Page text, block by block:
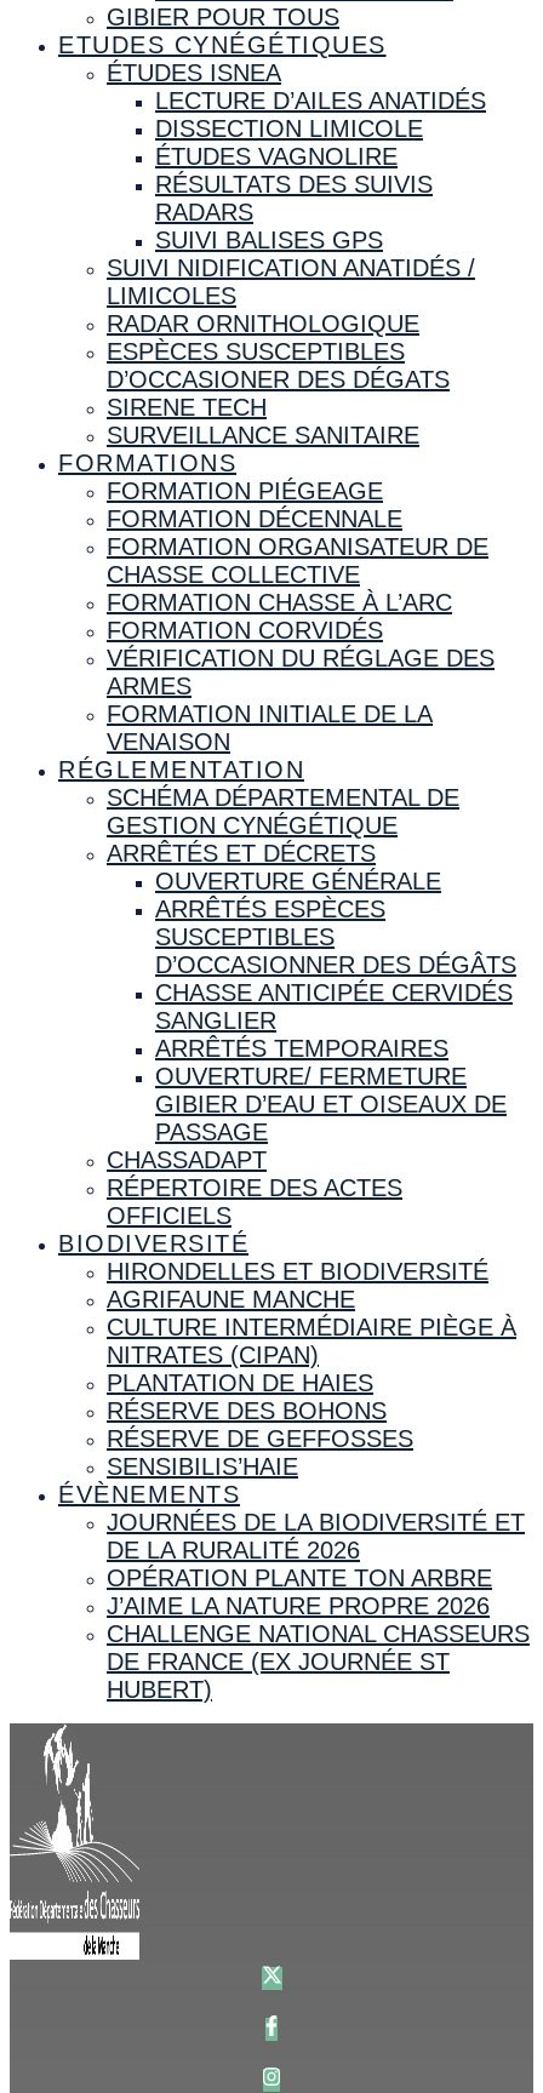
GIBIER POUR TOUS
ETUDES CYNÉGÉTIQUES
ÉTUDES ISNEA
LECTURE D’AILES ANATIDÉS
DISSECTION LIMICOLE
ÉTUDES VAGNOLIRE
RÉSULTATS DES SUIVIS
RADARS
SUIVI BALISES GPS
SUIVI NIDIFICATION ANATIDÉS /
LIMICOLES
RADAR ORNITHOLOGIQUE
ESPÈCES SUSCEPTIBLES
D’OCCASIONER DES DÉGATS
SIRENE TECH
SURVEILLANCE SANITAIRE
FORMATIONS
FORMATION PIÉGEAGE
FORMATION DÉCENNALE
FORMATION ORGANISATEUR DE
CHASSE COLLECTIVE
FORMATION CHASSE À L’ARC
FORMATION CORVIDÉS
VÉRIFICATION DU RÉGLAGE DES
ARMES
FORMATION INITIALE DE LA
VENAISON
RÉGLEMENTATION
SCHÉMA DÉPARTEMENTAL DE
GESTION CYNÉGÉTIQUE
ARRÊTÉS ET DÉCRETS
OUVERTURE GÉNÉRALE
ARRÊTÉS ESPÈCES
SUSCEPTIBLES
D’OCCASIONNER DES DÉGÂTS
CHASSE ANTICIPÉE CERVIDÉS
SANGLIER
ARRÊTÉS TEMPORAIRES
OUVERTURE/ FERMETURE
GIBIER D’EAU ET OISEAUX DE
PASSAGE
CHASSADAPT
RÉPERTOIRE DES ACTES
OFFICIELS
BIODIVERSITÉ
HIRONDELLES ET BIODIVERSITÉ
AGRIFAUNE MANCHE
CULTURE INTERMÉDIAIRE PIÈGE À
NITRATES (CIPAN)
PLANTATION DE HAIES
RÉSERVE DES BOHONS
RÉSERVE DE GEFFOSSES
SENSIBILIS’HAIE
ÉVÈNEMENTS
JOURNÉES DE LA BIODIVERSITÉ ET
DE LA RURALITÉ 2026
OPÉRATION PLANTE TON ARBRE
J’AIME LA NATURE PROPRE 2026
CHALLENGE NATIONAL CHASSEURS
DE FRANCE (EX JOURNÉE ST
HUBERT)